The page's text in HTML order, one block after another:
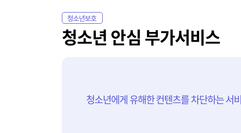
청소년보호
청소년 안심 부가서비스
청소년에게 유해한 컨텐츠를 차단하는 서